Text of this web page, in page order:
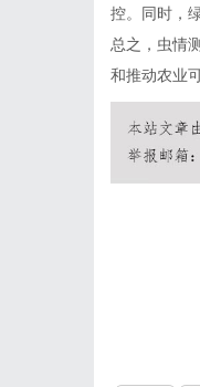
控。同时，
总之，虫情
和推动农业